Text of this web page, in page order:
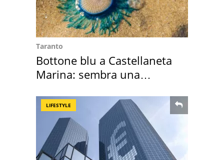
Taranto
Bottone blu a Castellaneta
Marina: sembra una
LIFESTYLE